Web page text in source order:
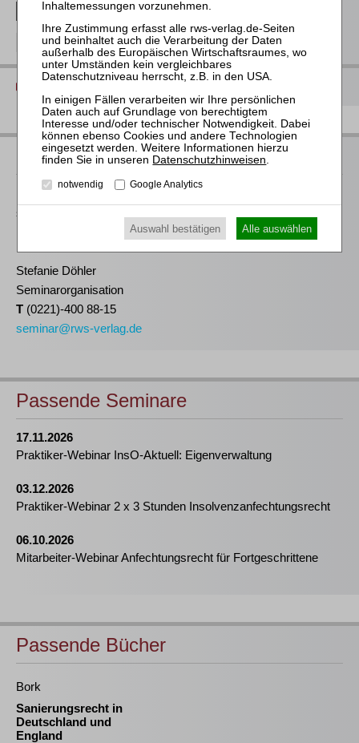
RWS Verlag bei Facebook
RWS Verlag bei Instagram
Ihre Ansprechpartnerin
Für Informationen zu unseren Veranstaltungen wenden Sie
sich bitte an unser Seminarteam. Erste Fragen beanworten wir
hier.
Stefanie Döhler
Seminarorganisation
T (0221)-400 88-15
seminar@rws-verlag.de
Passende Seminare
17.11.2026
Praktiker-Webinar InsO-Aktuell: Eigenverwaltung
03.12.2026
Praktiker-Webinar 2 x 3 Stunden Insolvenzanfechtungsrecht
06.10.2026
Mitarbeiter-Webinar Anfechtungsrecht für Fortgeschrittene
Passende Bücher
Bork
Sanierungsrecht in
Deutschland und
England
Datenschutzhinweisen
notwendig Google Analytics
Auswahl bestätigen Alle auswählen